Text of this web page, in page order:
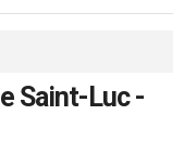
Saint-Luc -